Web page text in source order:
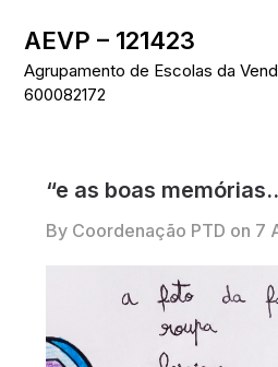
content
AEVP – 121423
Agrupamento de Escolas da
600082172
“e as boas
By Coordenação PTD on 7